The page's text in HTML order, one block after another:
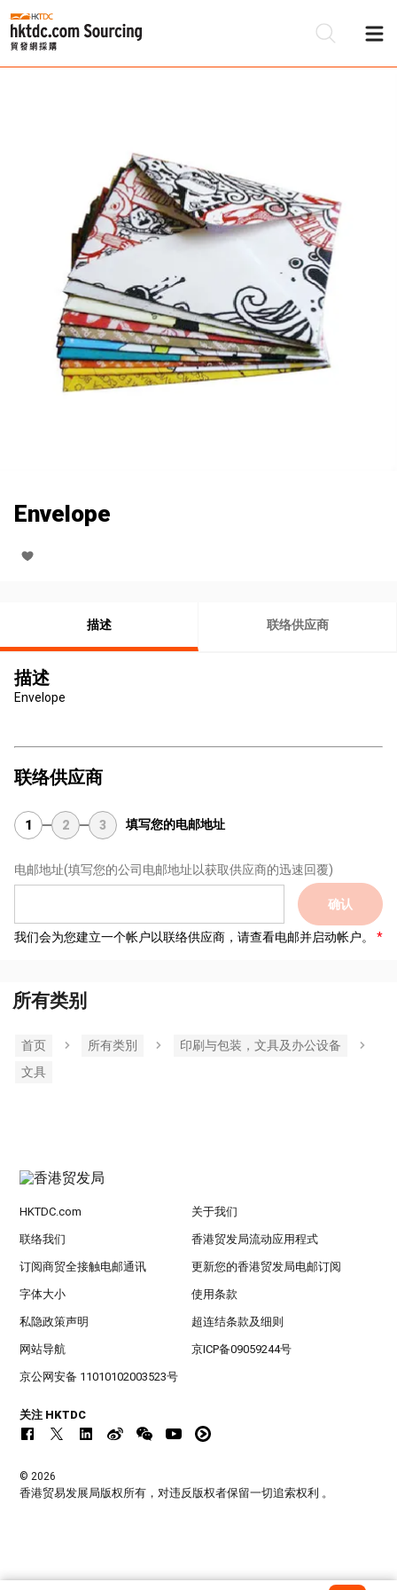
Envelope
描述 联络供应商
描述
Envelope
联络供应商
1 2 3 填写您的电邮地址
电邮地址(填写您的公司电邮地址以获取供应商的迅速回覆)
确认
我们会为您建立一个帐户以联络供应商，请查看电邮并启动帐户。
所有类别
首页 所有类別
印刷与包装，文具及办公设备
文具
HKTDC.com 关于我们
联络我们 香港贸发局流动应用程式
订阅商贸全接触电邮通讯 更新您的香港贸发局电邮订阅
字体大小 使用条款
私隐政策声明 超连结条款及细则
网站导航 京ICP备09059244号
京公网安备 11010102003523号
关注 HKTDC
© 2026
香港贸易发展局版权所有，对违反版权者保留一切追索权利 。